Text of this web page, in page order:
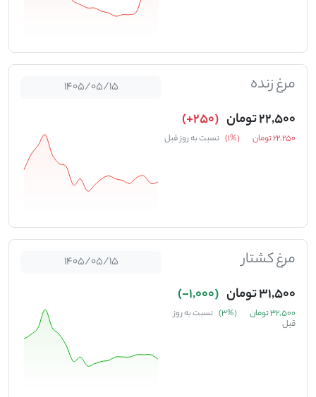
مرغ زنده
22,500 تومان (250+)
22,250 تومان (%1) نسبت به روز قبل
1405/05/15
مرغ کشتار
31,500 تومان (1,000-)
32,500 تومان (%3) نسبت به روز
قبل
1405/05/15